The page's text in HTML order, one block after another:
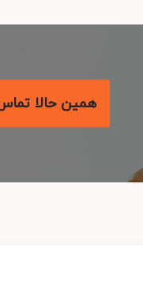
همین حالا تماس